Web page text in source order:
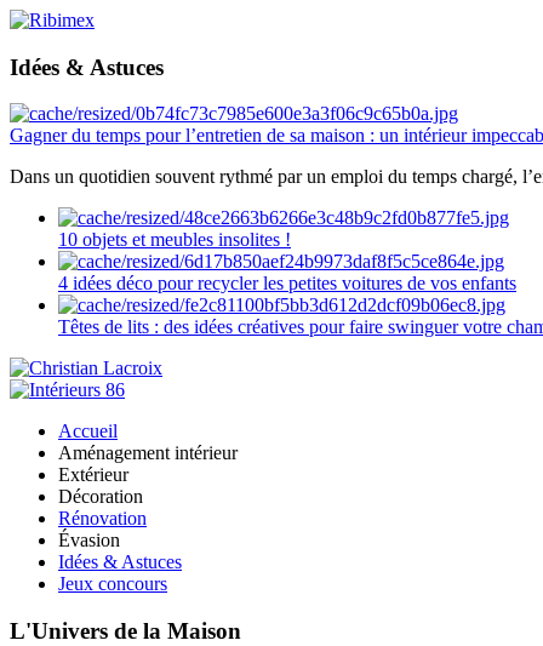
Idées & Astuces
Gagner du temps pour l’entretien de sa maison : un intérieur
Dans un quotidien souvent rythmé par un emploi du temps chargé,
10 objets et meubles insolites !
4 idées déco pour recycler les petites voitures de vos enfants
Têtes de lits : des idées créatives pour faire swinguer votre
Accueil
Aménagement intérieur
Extérieur
Décoration
Rénovation
Évasion
Idées & Astuces
Jeux concours
L'Univers de la Maison